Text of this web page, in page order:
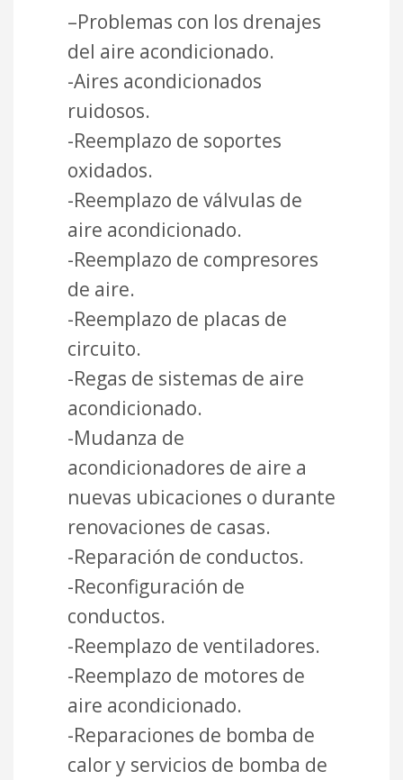
–Problemas con los drenajes
del aire acondicionado.
-Aires acondicionados
ruidosos.
-Reemplazo de soportes
oxidados.
-Reemplazo de válvulas de
aire acondicionado.
-Reemplazo de compresores
de aire.
-Reemplazo de placas de
circuito.
-Regas de sistemas de aire
acondicionado.
-Mudanza de
acondicionadores de aire a
nuevas ubicaciones o durante
renovaciones de casas.
-Reparación de conductos.
-Reconfiguración de
conductos.
-Reemplazo de ventiladores.
-Reemplazo de motores de
aire acondicionado.
-Reparaciones de bomba de
calor y servicios de bomba de